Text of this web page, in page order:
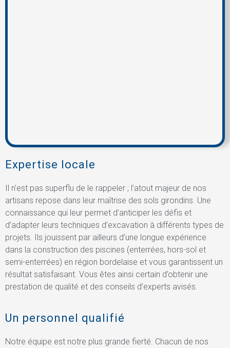
Expertise locale
Il n’est pas superflu de le rappeler ; l’atout majeur de nos
artisans repose dans leur maîtrise des sols girondins. Une
connaissance qui leur permet d’anticiper les défis et
d’adapter leurs techniques d’excavation à différents types de
projets. Ils jouissent par ailleurs d’une longue expérience
dans la construction des piscines (enterrées, hors-sol et
semi-enterrées) en région bordelaise et vous garantissent un
résultat satisfaisant. Vous êtes ainsi certain d’obtenir une
prestation de qualité et des conseils d’experts avisés.
Un personnel qualifié
Notre équipe est notre plus grande fierté. Chacun de nos